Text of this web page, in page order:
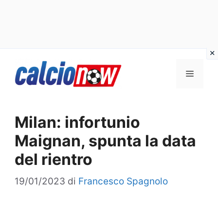
Menu
Milan: infortunio
Maignan, spunta la data
del rientro
19/01/2023 di Francesco Spagnolo